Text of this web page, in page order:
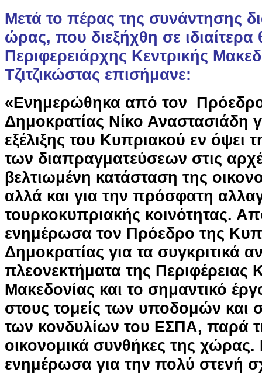
Μετά το πέρας της συνάντησης
ώρας, που διεξήχθη σε ιδιαίτερα
Περιφερειάρχης Κεντρικής
Τζιτζικώστας επισήμανε:
«Ενημερώθηκα από τον
Δημοκρατίας Νίκο Αναστασιάδη
εξέλιξης του Κυπριακού εν όψει
των διαπραγματεύσεων στις
βελτιωμένη κατάσταση της
αλλά και για την πρόσφατη
τουρκοκυπριακής κοινότητας.
ενημέρωσα τον Πρόεδρο της
Δημοκρατίας για τα συγκριτικά
πλεονεκτήματα της Περιφέρειας
Μακεδονίας και το σημαντικό
στους τομείς των υποδομών
των κονδυλίων του ΕΣΠΑ, παρά
οικονομικά συνθήκες της χώρας.
ενημέρωσα για την πολύ στενή